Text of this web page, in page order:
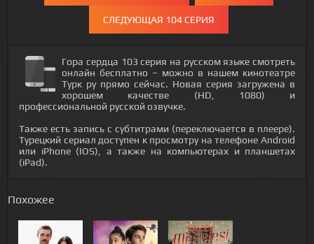
СЛЕДУЮЩАЯ 104 СЕРИЯ
Гора сердца 103 серия на русском языке смотреть
онлайн бесплатно – можно в нашем кинотеатре
Турк ру прямо сейчас. Новая серия загружена в
хорошем качестве (HD, 1080) и
профессиональной русской озвучке.
Также есть запись с субтитрами (переключается в плеере).
Турецкий сериал доступен к просмотру на телефоне Android
или iPhone (IOS), а также на компьютерах и планшетах
(iPad).
Похожее